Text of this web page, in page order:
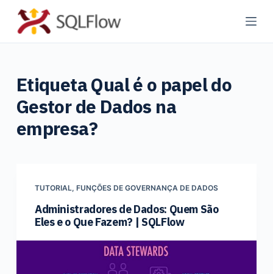
P
u
a
e
EtiquetaQual é o papel do
Gestor de Dados na
empresa?
TUTORIAL, FUNÇÕES DE GOVERNANÇA DE DADOS
Administradores de Dados: Quem São
Eles e o Que Fazem? | SQLFlow